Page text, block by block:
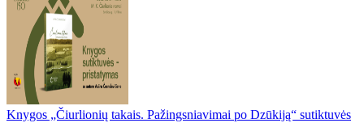
Knygos „Čiurlionių takais. Pažingsniavimai po Dzūkiją“ sutiktuvės